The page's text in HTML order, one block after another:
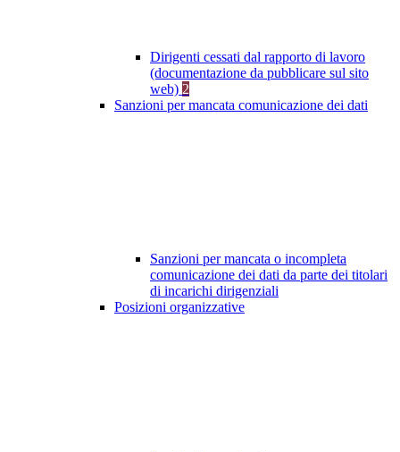
Dirigenti cessati dal rapporto di lavoro
(documentazione da pubblicare sul sito
web) 2
Sanzioni per mancata comunicazione dei dati
Sanzioni per mancata o incompleta
comunicazione dei dati da parte dei titolari
di incarichi dirigenziali
Posizioni organizzative